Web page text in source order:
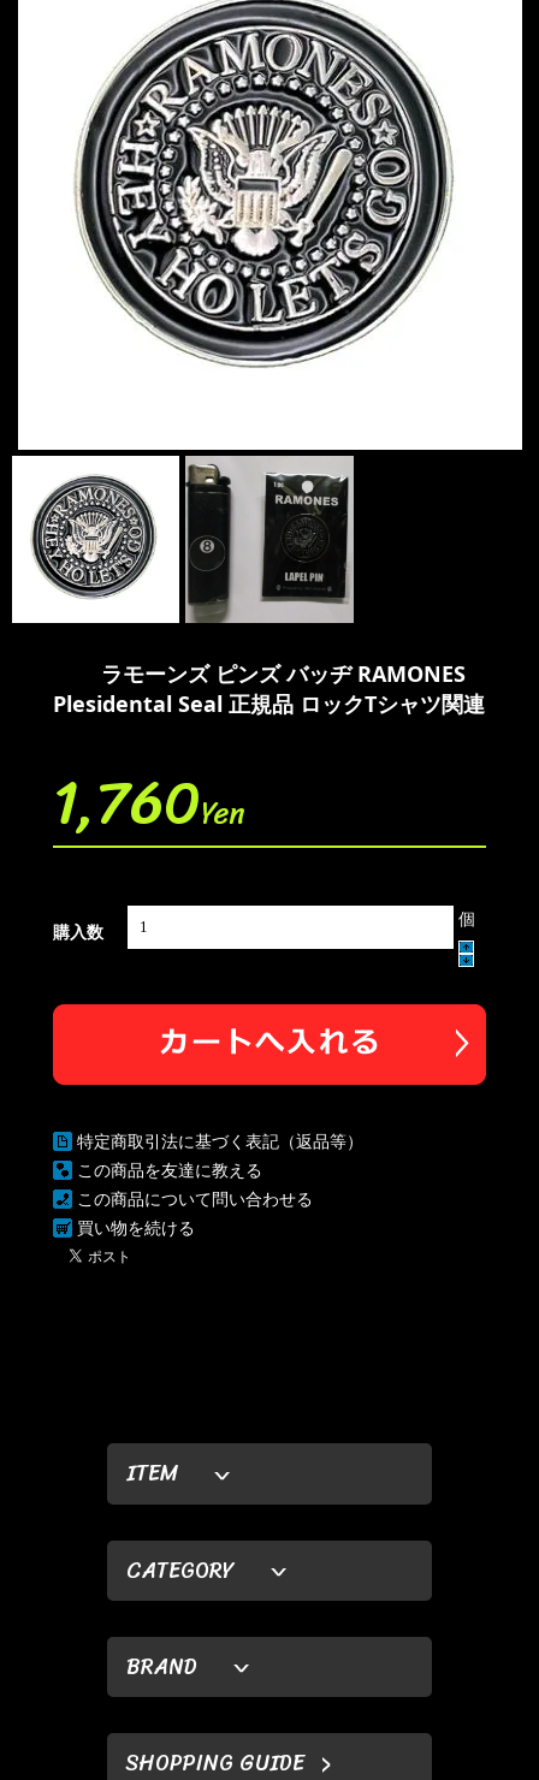
ITEM
CATEGORY
BRAND
SHOPPING GUIDE
ラモーンズ ピンズ バッヂ RAMONES
Plesidental Seal 正規品 ロックTシャツ関連
1,760Yen
購入数
個
特定商取引法に基づく表記（返品等）
この商品を友達に教える
この商品について問い合わせる
買い物を続ける